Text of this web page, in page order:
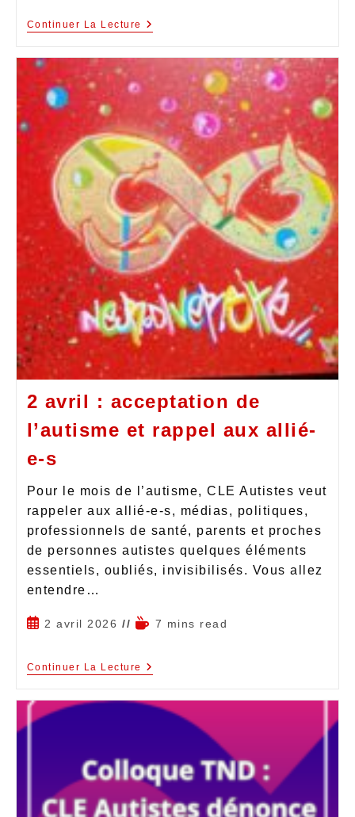
Continuer La Lecture
2 avril : acceptation de
l’autisme et rappel aux allié-
e-s
Pour le mois de l’autisme, CLE Autistes veut
rappeler aux allié-e-s, médias, politiques,
professionnels de santé, parents et proches
de personnes autistes quelques éléments
essentiels, oubliés, invisibilisés. Vous allez
entendre…
2 avril 2026 7 mins read
Continuer La Lecture